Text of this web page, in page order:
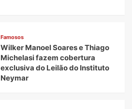
Famosos
Wilker Manoel Soares e Thiago
Michelasi fazem cobertura
exclusiva do Leilão do Instituto
Neymar